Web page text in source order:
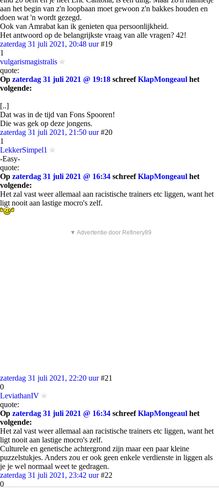
aan het begin van z'n loopbaan moet gewoon z'n bakkes houden en
doen wat 'n wordt gezegd.
Ook van Amrabat kan ik genieten qua persoonlijkheid.
Het antwoord op de belangrijkste vraag van alle vragen? 42!
zaterdag 31 juli 2021, 20:48 uur #19
1
vulgarismagistralis
quote:
Op zaterdag 31 juli 2021 @ 19:18 schreefKlapMongeaul het
volgende:
[..]
Dat was in de tijd van Fons Spooren!
Die was gek op deze jongens.
zaterdag 31 juli 2021, 21:50 uur #20
1
LekkerSimpel1
-Easy-
quote:
Op zaterdag 31 juli 2021 @ 16:34 schreefKlapMongeaul het
volgende:
Het zal vast weer allemaal aan racistische trainers etc liggen, want het
ligt nooit aan lastige mocro's zelf.
▼ Advertentie door Refinery89
zaterdag 31 juli 2021, 22:20 uur #21
0
LeviathanIV
quote:
Op zaterdag 31 juli 2021 @ 16:34 schreefKlapMongeaul het
volgende:
Het zal vast weer allemaal aan racistische trainers etc liggen, want het
ligt nooit aan lastige mocro's zelf.
Culturele en genetische achtergrond zijn maar een paar kleine
puzzelstukjes. Anders zou er ook geen enkele verdienste in liggen als
je je wel normaal weet te gedragen.
zaterdag 31 juli 2021, 23:42 uur #22
0